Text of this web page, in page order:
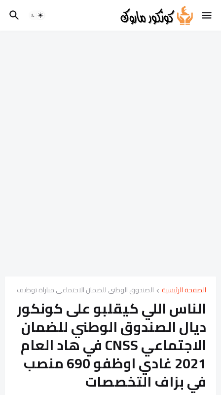
الصفحة الرئيسية الصندوق الوطني للضمان الاجتماعي مباراة توظيف
الناس اللي كيقلبو على كونكور
ديال الصندوق الوطني للضمان
الاجتماعي CNSS في هاد العام
2021 غادي اوظفو 690 منصب
في بزاف التخصصات